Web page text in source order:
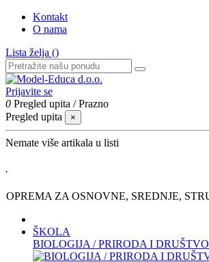
Kontakt
O nama
Lista želja ()
Prijavite se
0 Pregled upita /Prazno
Pregled upita
×
Nemate više artikala u listi
.
OPREMA ZA OSNOVNE, SREDNJE,
ŠKOLA
BIOLOGIJA / PRIRODA I DRUŠTVO